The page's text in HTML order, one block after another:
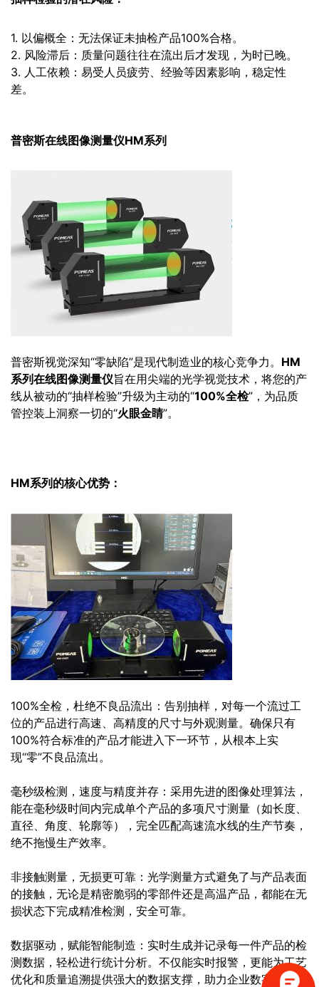
1. 以偏概全：无法保证未抽检产品100%合格。
2. 风险滞后：质量问题往往在流出后才发现，为时已晚。
3. 人工依赖：易受人员疲劳、经验等因素影响，稳定性
差。
普密斯在线图像测量仪HM系列
普密斯视觉深知“零缺陷”是现代制造业的核心竞争力。 HM
系列在线图像测量仪旨在用尖端的光学视觉技术，将您的产
线从被动的“抽样检验”升级为主动的“100%全检”，为品质
管控装上洞察一切的“火眼金睛”。
HM系列的核心优势：
100%全检，杜绝不良品流出：告别抽样，对每一个流过工
位的产品进行高速、高精度的尺寸与外观测量。确保只有
100%符合标准的产品才能进入下一环节，从根本上实
现“零”不良品流出。
毫秒级检测，速度与精度并存：采用先进的图像处理算法，
能在毫秒级时间内完成单个产品的多项尺寸测量（如长度、
直径、角度、轮廓等），完全匹配高速流水线的生产节奏，
绝不拖慢生产效率。
非接触测量，无损更可靠：光学测量方式避免了与产品表面
的接触，无论是精密脆弱的零部件还是高温产品，都能在无
损状态下完成精准检测，安全可靠。
数据驱动，赋能智能制造：实时生成并记录每一件产品的检
测数据，轻松进行统计分析。不仅能实时报警，更能为工艺
优化和质量追溯提供强大的数据支撑，助力企业数字化升